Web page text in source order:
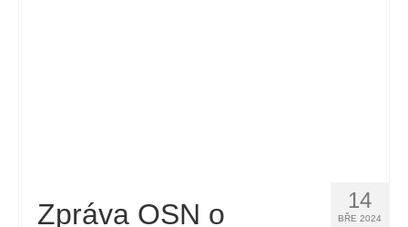
14
BŘE 2024
Zpráva OSN o